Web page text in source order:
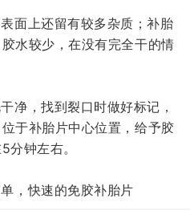
面上还留有较多杂质；补胎
水较少，在没有完全干的情
净，找到裂口时做好标记，
于补胎片中心位置，给予胶
分钟左右。
，快速的免胶补胎片